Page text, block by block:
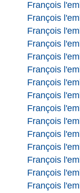
François
François
François
François
François
François
François
François
François
François
François
François
François
François
François